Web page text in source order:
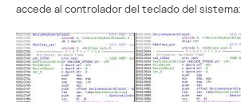
accede al controlador del teclado del sistema: